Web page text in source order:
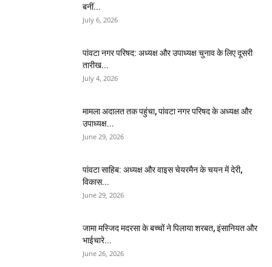
बनीं...
July 6, 2026
पांवटा नगर परिषद: अध्यक्ष और उपाध्यक्ष चुनाव के लिए दूसरी
तारीख...
July 4, 2026
मामला अदालत तक पहुंचा, पांवटा नगर परिषद के अध्यक्ष और
उपाध्यक्ष...
June 29, 2026
पांवटा साहिब: अध्यक्ष और वाइस चेयरमैन के चयन में देरी,
विकास...
June 29, 2026
जामा मस्जिद मदरसा के बच्चों ने पिलाया शरबत, इंसानियत और
भाईचारे...
June 26, 2026